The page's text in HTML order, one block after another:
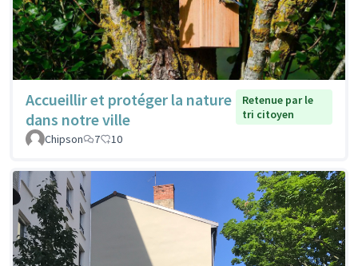
Accueillir et protéger la nature
dans notre ville
Retenue par le
tri citoyen
Chipson
7 10